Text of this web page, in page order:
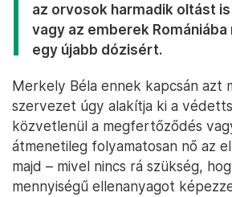
az orvosok harmadik oltást
vagy az emberek Romániába
egy újabb dózisért.
Merkely Béla ennek kapcsán azt
szervezet úgy alakítja ki a
közvetlenül a megfertőződés
átmenetileg folyamatosan nő az
majd – mivel nincs rá szükség,
mennyiségű ellenanyagot